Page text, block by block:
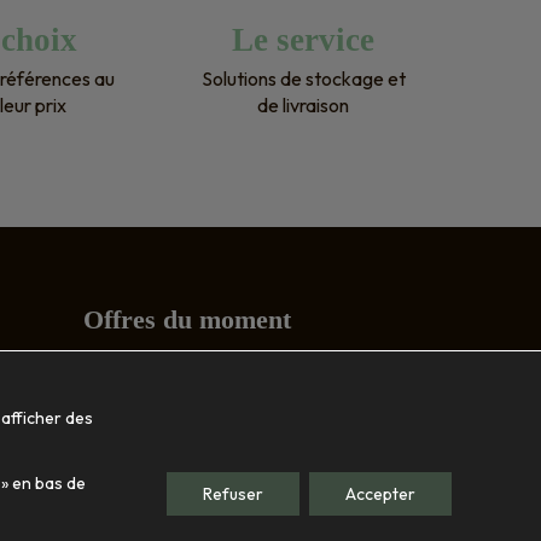
au
prix
Le service
Solutions de stockage et
de livraison
Offres du moment
Le showroom
Nos engagements
des
en bas de
Accepter
Refuser